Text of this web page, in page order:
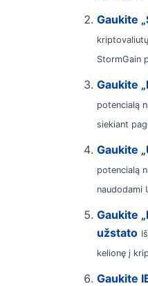
Gaukite
StormGain
Gaukite
potencialą
siekiant
Gaukite
potencialą
naudodami
Gaukite
užstato
kelionę į
Gaukite